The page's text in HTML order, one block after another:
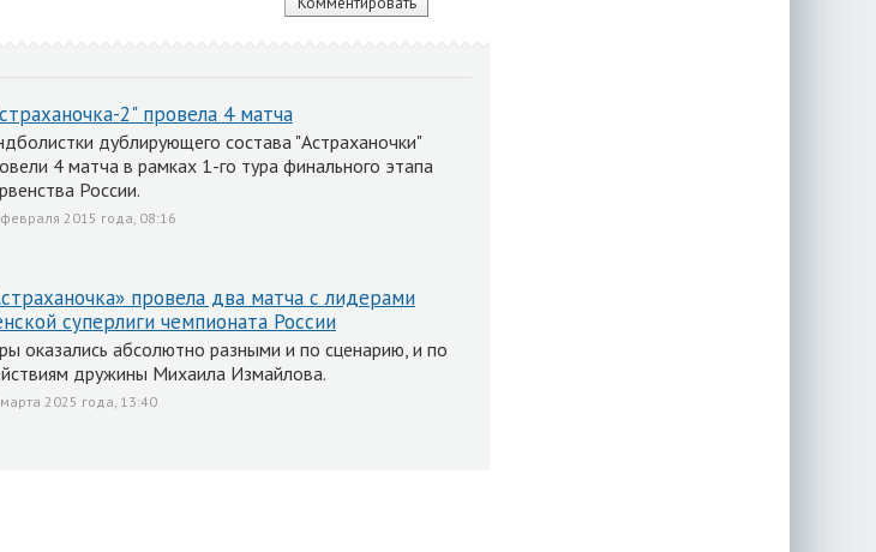
2" провела 4 матча
дублирующего состава "Астраханочки"
4 матча в рамках 1-го тура финального этапа
России.
2015 года, 08:16
провела два матча с лидерами
суперлиги чемпионата России
оказались абсолютно разными и по сценарию, и по
дружины Михаила Измайлова.
2025 года, 13:40